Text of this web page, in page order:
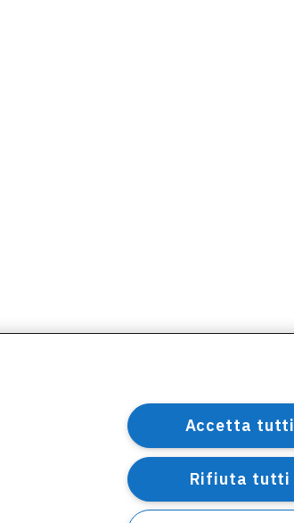
Accetta tutti
Rifiuta tutti